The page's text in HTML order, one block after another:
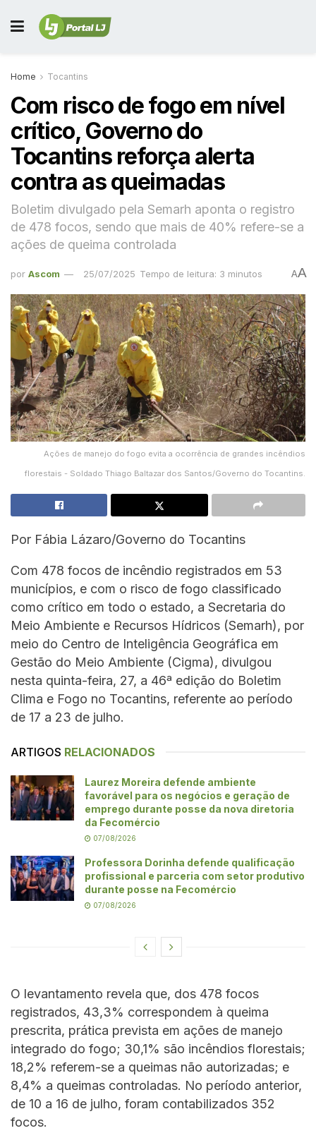
Home Tocantins
Com risco de fogo em nível
crítico, Governo do
Tocantins reforça alerta
contra as queimadas
Boletim divulgado pela Semarh aponta o registro
de 478 focos, sendo que mais de 40% refere-se a
ações de queima controlada
por Ascom 25/07/2025 Tempo de leitura: 3 minutos AA
Ações de manejo do fogo evita a ocorrência de grandes incêndios
florestais - Soldado Thiago Baltazar dos Santos/Governo do Tocantins.
Por Fábia Lázaro/Governo do Tocantins
Com 478 focos de incêndio registrados em 53
municípios, e com o risco de fogo classificado
como crítico em todo o estado, a Secretaria do
Meio Ambiente e Recursos Hídricos (Semarh), por
meio do Centro de Inteligência Geográfica em
Gestão do Meio Ambiente (Cigma), divulgou
nesta quinta-feira, 27, a 46ª edição do Boletim
Clima e Fogo no Tocantins, referente ao período
de 17 a 23 de julho.
ARTIGOS RELACIONADOS
Laurez Moreira defende ambiente
favorável para os negócios e geração de
emprego durante posse da nova diretoria
da Fecomércio
07/08/2026
Professora Dorinha defende qualificação
profissional e parceria com setor produtivo
durante posse na Fecomércio
07/08/2026
O levantamento revela que, dos 478 focos
registrados, 43,3% correspondem à queima
prescrita, prática prevista em ações de manejo
integrado do fogo; 30,1% são incêndios florestais;
18,2% referem-se a queimas não autorizadas; e
8,4% a queimas controladas. No período anterior,
de 10 a 16 de julho, foram contabilizados 352
focos.